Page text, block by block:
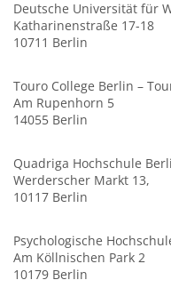
Deutsche Universität für
Katharinenstraße 17-18
10711 Berlin
Touro College Berlin –
Am Rupenhorn 5
14055 Berlin
Quadriga Hochschule
Werderscher Markt 13,
10117 Berlin
Psychologische
Am Köllnischen Park 2
10179 Berlin